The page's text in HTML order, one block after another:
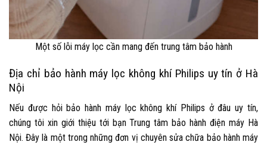
Một số lỗi máy lọc cần mang đến trung tâm bảo hành
Địa chỉ bảo hành máy lọc không khí Philips uy tín ở Hà
Nội
Nếu được hỏi bảo hành máy lọc không khí Philips ở đâu uy tín,
chúng tôi xin giới thiệu tới bạn Trung tâm bảo hành điện máy Hà
Nội. Đây là một trong những đơn vị chuyên sửa chữa bảo hành máy